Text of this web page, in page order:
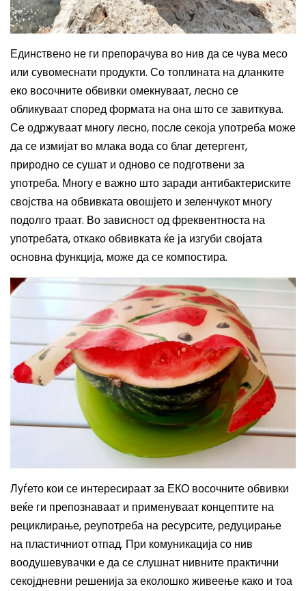
Единствено не ги препорачува во нив да се чува месо
или сувомеснати продукти. Со топлината на дланките
еко восочните обвивки омекнуваат, лесно се
обликуваат според формата на она што се завиткува.
Се одржуваат многу лесно, после секоја употреба може
да се измијат во млака вода со благ детергент,
природно се сушат и одново се подготвени за
употреба. Многу е важно што заради антибактериските
својства на обвивката овошјето и зеленчукот многу
подолго траат. Во зависност од фреквентноста на
употребата, откако обвивката ќе ја изгуби својата
основна функција, може да се компостира.
Луѓето кои се интересираат за ЕКО восочните обвивки
веќе ги препознаваат и применуваат концептите на
рециклирање, реупотреба на ресурсите, редуцирање
на пластичниот отпад. При комуникација со нив
воодушевувачки е да се слушнат нивните практични
секојдневни решенија за еколошко живеење како и тоа